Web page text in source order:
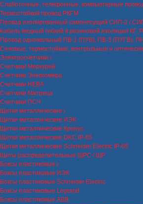
Слаботочные, телефонные, компьютерные
Термостойкий провод РКГМ
Провод изолированный самонесущий СИП-2 /
Кабель медный гибкий в резиновой изоляции
Провод одножильный ПВ-1 (ПУВ), ПВ-3 (ПУГВ),
Силовые, термостойкие, контрольные и
Электросчетчики
Счетчики Меркурий
Счетчики Энергомера
Счетчики НЕВА
Счетчики Матрица
Счетчики ПСЧ
Щитки металлические
Щитки металлические ИЭК
Щитки металлические Кронус
Щитки металлические DKC IP-65
Щитки металлические Schneider Electric IP-66
Щиты распределительные ЩРС / ЩР
Боксы пластиковые
Боксы пластиковые ИЭК
Боксы пластиковые Schneider Electric
Боксы пластиковые Legrand
Боксы пластиковые ABB